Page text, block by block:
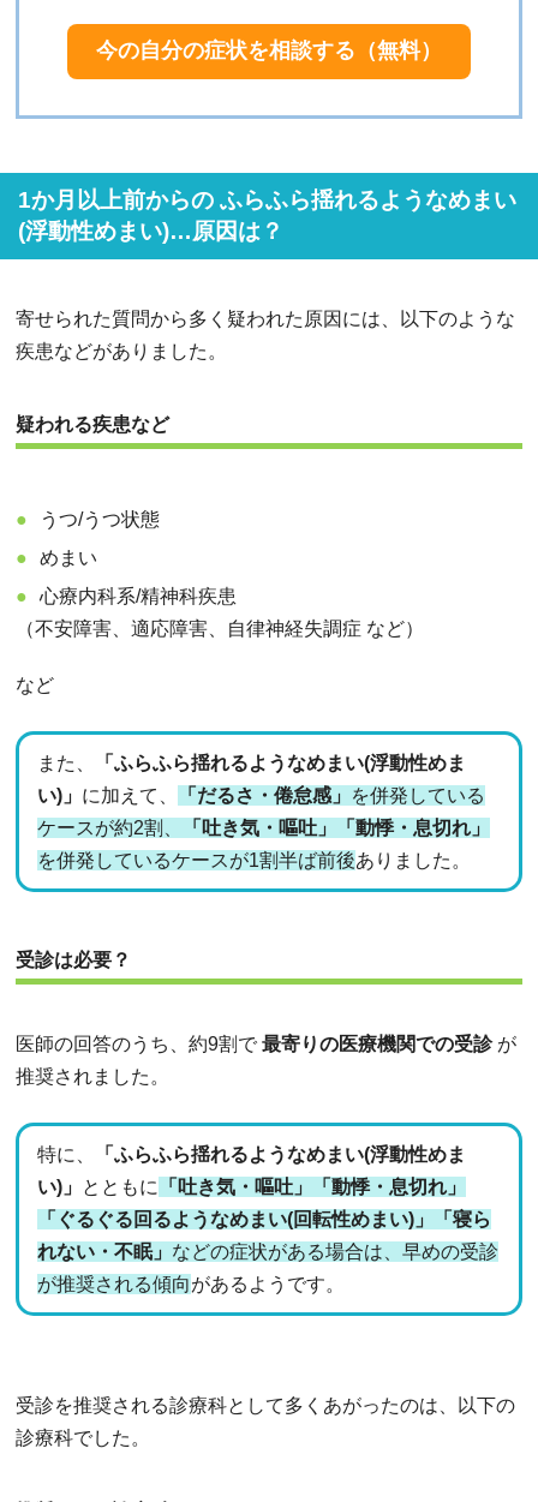
今の自分の症状を相談する（無料）
1か月以上前からの ふらふら揺れるようなめまい
(浮動性めまい)…原因は？
寄せられた質問から多く疑われた原因には、以下のような
疾患などがありました。
疑われる疾患など
うつ/うつ状態
めまい
心療内科系/精神科疾患
（不安障害、適応障害、自律神経失調症 など）
など
また、
「ふらふら揺れるようなめまい(浮動性めま
い)」 に加えて、 「だるさ・倦怠感」 を併発している
ケースが約2割、
「吐き気・嘔吐」「動悸・息切れ」
を併発しているケースが1割半ば前後ありました。
受診は必要？
医師の回答のうち、約9割で 最寄りの医療機関での受診 が
推奨されました。
特に、
「ふらふら揺れるようなめまい(浮動性めま
い)」 とともに
「吐き気・嘔吐」「動悸・息切れ」
「ぐるぐる回るようなめまい(回転性めまい)」「寝ら
れない・不眠」 などの症状がある場合は、早めの受診
が推奨される傾向があるようです。
受診を推奨される診療科として多くあがったのは、以下の
診療科でした。